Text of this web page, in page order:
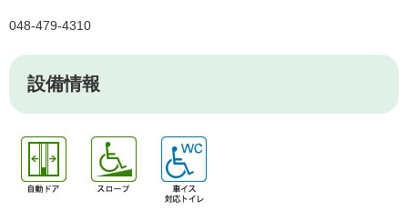
048-479-4310
設備情報